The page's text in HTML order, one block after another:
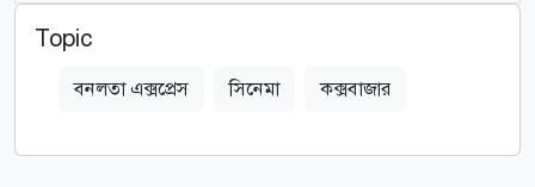
Topic
বনলতা এক্সপ্রেস সিনেমা কক্সবাজার